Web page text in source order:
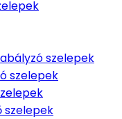
szelepek
szelepek
szelepek